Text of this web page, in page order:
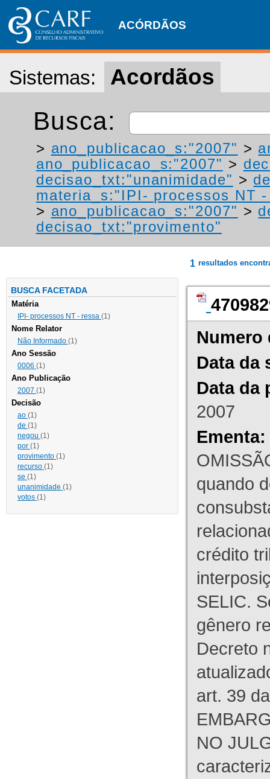
ACÓRDÃOS
Sistemas: Acordãos
Busca:
> ano_publicacao_s:"2007" >
ano_publicacao_s:"2007" >
decisao_txt:"unanimidade" >
materia_s:"IPI- processos NT
> ano_publicacao_s:"2007" >
decisao_txt:"provimento"
BUSCA FACETADA
Matéria
IPI- processos NT - ressa (1)
Nome Relator
Não Informado (1)
Ano Sessão
0006 (1)
Ano Publicação
2007 (1)
Decisão
ao (1)
de (1)
negou (1)
por (1)
provimento (1)
recurso (1)
se (1)
unanimidade (1)
votos (1)
1 resultados
Numero
Data da
Data da
2007
Ementa:
quando
crédito
SELIC.
gênero
Decreto
art. 39
NO